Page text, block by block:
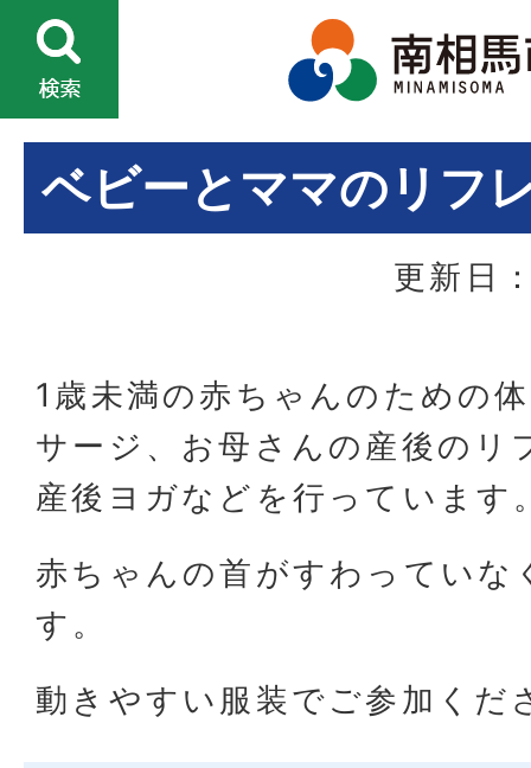
ベビーとママのリフ
更新日
1歳未満の赤ちゃんのための
サージ、お母さんの産後のリ
産後ヨガなどを行っています
赤ちゃんの首がすわっていな
す。
動きやすい服装でご参加くだ